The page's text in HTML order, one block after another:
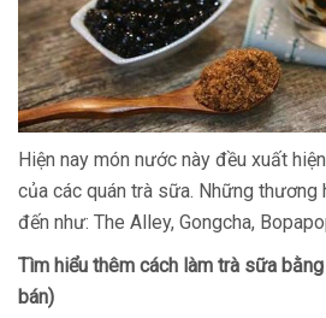
Hiện nay món nước này đều xuất
của các quán trà sữa. Những thương
đến như: The Alley, Gongcha,
Tìm hiểu thêm cách làm trà sữa
bán)